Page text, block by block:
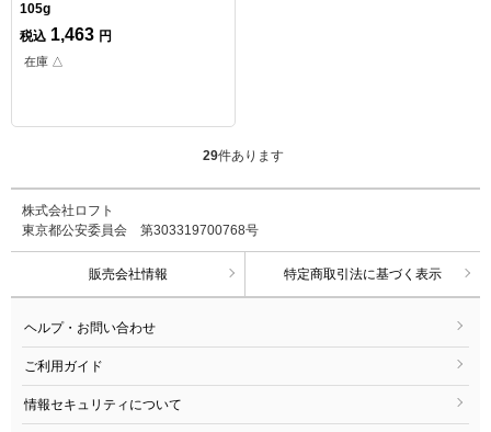
105g
税込 1,463 円
在庫 △
29件あります
株式会社ロフト
東京都公安委員会 第303319700768号
販売会社情報 特定商取引法に基づく表示
ヘルプ・お問い合わせ
ご利用ガイド
情報セキュリティについて